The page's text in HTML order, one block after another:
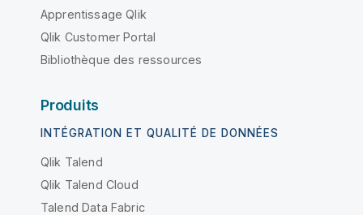
Apprentissage Qlik
Qlik Customer Portal
Bibliothèque des ressources
Produits
INTÉGRATION ET QUALITÉ DE DONNÉES
Qlik Talend
Qlik Talend Cloud
Talend Data Fabric